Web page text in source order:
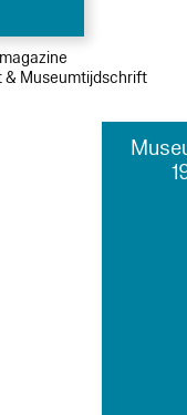
& Museumtijdschrift